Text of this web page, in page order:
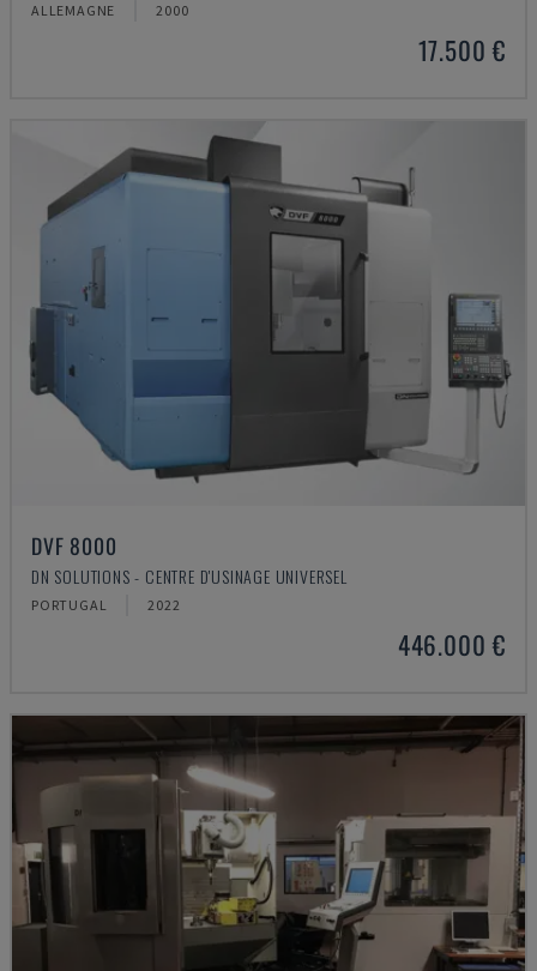
ALLEMAGNE 2000
17.500 €
DVF 8000
DN SOLUTIONS - CENTRE D'USINAGE UNIVERSEL
PORTUGAL 2022
446.000 €